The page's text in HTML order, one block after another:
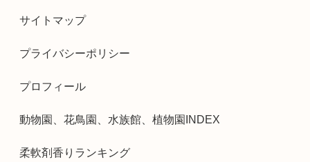
サイトマップ
プライバシーポリシー
プロフィール
動物園、花鳥園、水族館、植物園INDEX
柔軟剤香りランキング